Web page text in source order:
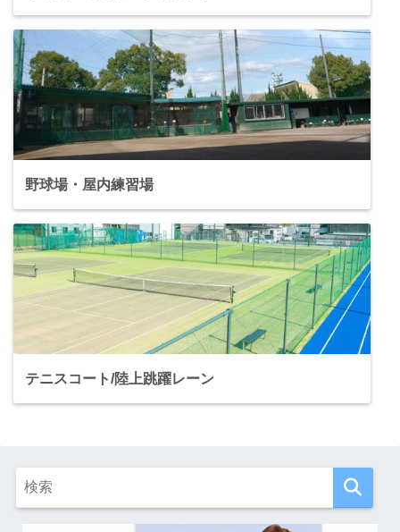
野球場・屋内練習場
テニスコート/陸上跳躍レーン